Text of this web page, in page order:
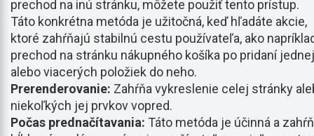
prechod na inú stránku, môžete použiť tento prístup.
Táto konkrétna metóda je užitočná, keď hľadáte akcie,
ktoré zahŕňajú stabilnú cestu používateľa, ako
prechod na stránku nákupného košíka po pridaní jednej
alebo viacerých položiek do neho.
Prerenderovanie: Zahŕňa vykreslenie celej stránky
niekoľkých jej prvkov vopred.
Počas prednačítavania: Táto metóda je účinná a